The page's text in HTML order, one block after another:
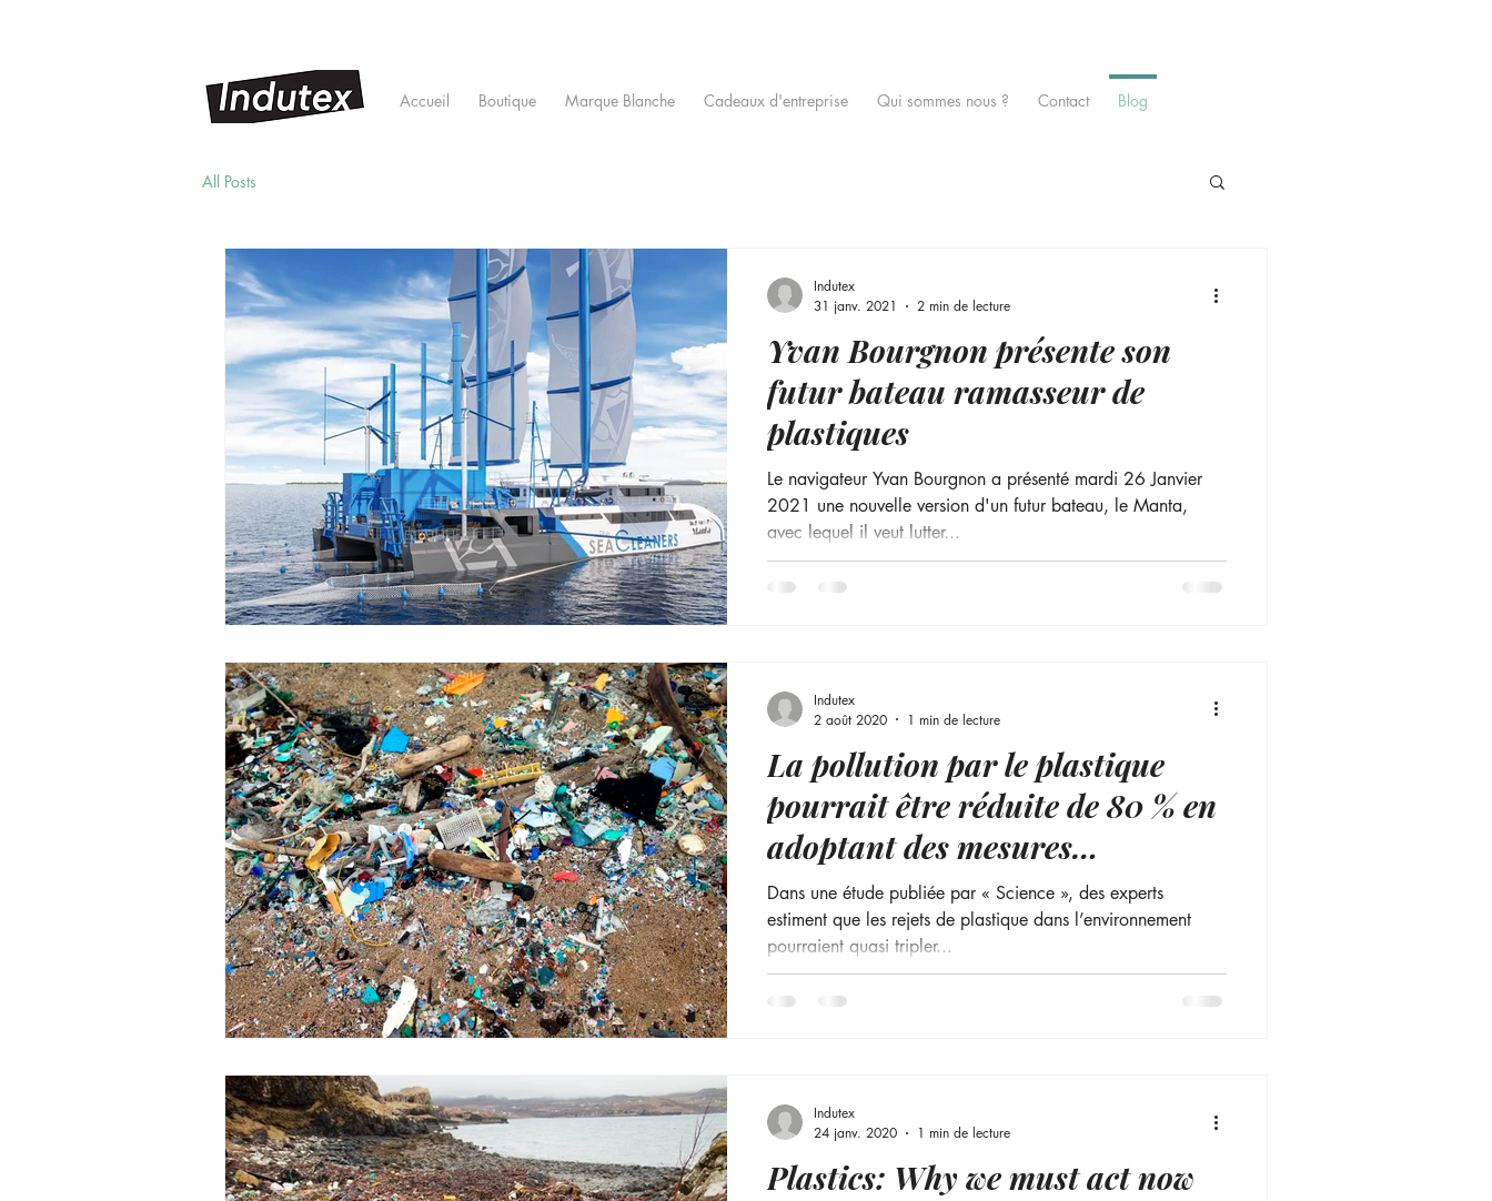
Accueil Boutique Marque Blanche Cadeaux d'entreprise Qui sommes nous ? Contact Blog
All Posts
Yvan Bourgnon présente son
futur bateau ramasseur de
plastiques
Le navigateur Yvan Bourgnon a présenté mardi 26 Janvier
2021 une nouvelle version d'un futur bateau, le Manta,
avec lequel il veut lutter...
Indutex
31 janv. 2021
2 min de lecture
La pollution par le plastique
pourrait être réduite de 80 % en
adoptant des mesures
ambitieuses
Dans une étude publiée par « Science », des experts
estiment que les rejets de plastique dans l’environnement
pourraient quasi tripler...
Indutex
2 août 2020
1 min de lecture
Plastics: Why we must act now
Indutex
24 janv. 2020
1 min de lecture